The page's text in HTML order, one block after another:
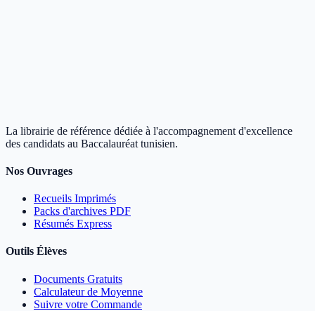
La librairie de référence dédiée à l'accompagnement d'excellence
des candidats au Baccalauréat tunisien.
Nos Ouvrages
Recueils Imprimés
Packs d'archives PDF
Résumés Express
Outils Élèves
Documents Gratuits
Calculateur de Moyenne
Suivre votre Commande